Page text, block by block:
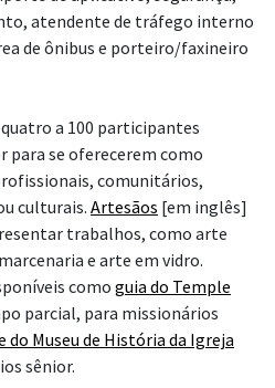
atendente de tráfego interno
de ônibus e porteiro/faxineiro
a 100 participantes
para se oferecerem como
comunitários,
culturais. Artesãos [em inglês]
trabalhos, como arte
e arte em vidro.
como guia do Temple
parcial, para missionários
do Museu de História da Igreja
sênior.